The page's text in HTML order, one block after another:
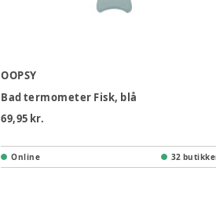
OOPSY
Bad termometer Fisk, blå
69,95 kr.
Online 32